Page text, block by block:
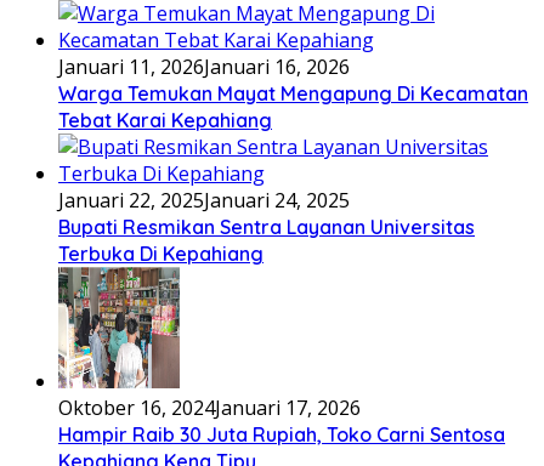
Januari 11, 2026Januari 16, 2026
Warga Temukan Mayat Mengapung Di Kecamatan
Tebat Karai Kepahiang
Januari 22, 2025Januari 24, 2025
Bupati Resmikan Sentra Layanan Universitas
Terbuka Di Kepahiang
Oktober 16, 2024Januari 17, 2026
Hampir Raib 30 Juta Rupiah, Toko Carni Sentosa
Kepahiang Kena Tipu